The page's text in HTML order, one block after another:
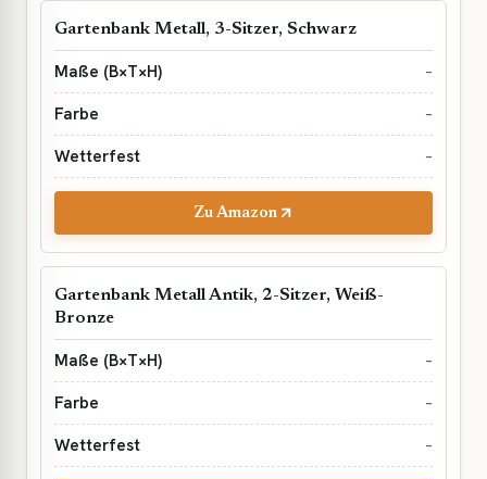
Gartenbank Metall, 3-Sitzer, Schwarz
–
–
–
Zu Amazon
Gartenbank Metall Antik, 2-Sitzer, Weiß-
Bronze
–
–
–